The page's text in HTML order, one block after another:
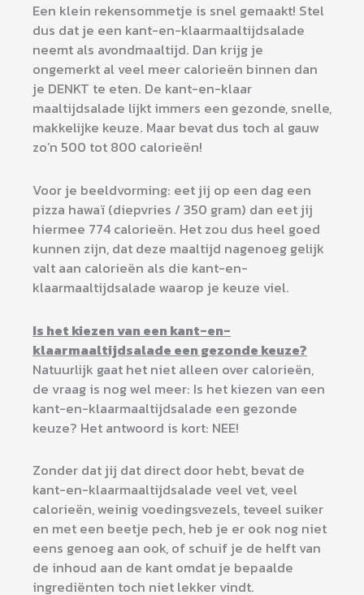
Een klein rekensommetje is snel gemaakt! Stel
dus dat je een kant-en-klaarmaaltijdsalade
neemt als avondmaaltijd. Dan krijg je
ongemerkt al veel meer calorieën binnen dan
je DENKT te eten. De kant-en-klaar
maaltijdsalade lijkt immers een gezonde, snelle,
makkelijke keuze. Maar bevat dus toch al gauw
zo’n 500 tot 800 calorieën!
Voor je beeldvorming: eet jij op een dag een
pizza hawaï (diepvries / 350 gram) dan eet jij
hiermee 774 calorieën. Het zou dus heel goed
kunnen zijn, dat deze maaltijd nagenoeg gelijk
valt aan calorieën als die kant-en-
klaarmaaltijdsalade waarop je keuze viel.
Is het kiezen van een kant-en-
klaarmaaltijdsalade een gezonde keuze?
Natuurlijk gaat het niet alleen over calorieën,
de vraag is nog wel meer: Is het kiezen van een
kant-en-klaarmaaltijdsalade een gezonde
keuze? Het antwoord is kort: NEE!
Zonder dat jij dat direct door hebt, bevat de
kant-en-klaarmaaltijdsalade veel vet, veel
calorieën, weinig voedingsvezels, teveel suiker
en met een beetje pech, heb je er ook nog niet
eens genoeg aan ook, of schuif je de helft van
de inhoud aan de kant omdat je bepaalde
ingrediënten toch niet lekker vindt.